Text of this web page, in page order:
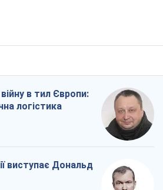
в тил Європи:
логістика
виступає Дональд